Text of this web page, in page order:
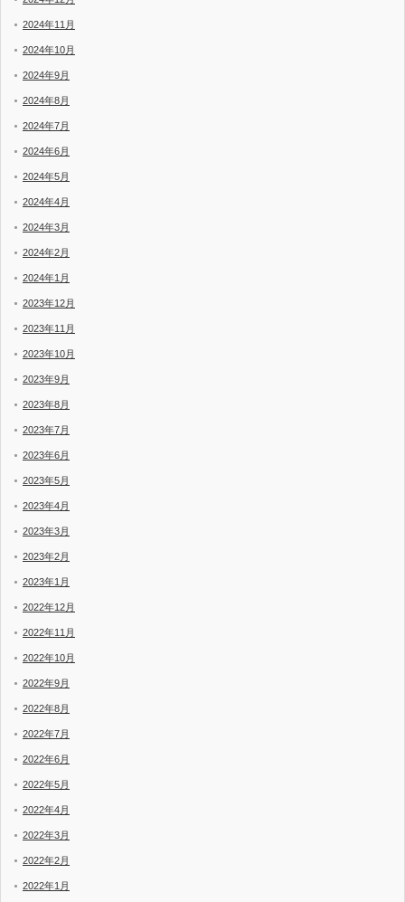
2024年11月
2024年10月
2024年9月
2024年8月
2024年7月
2024年6月
2024年5月
2024年4月
2024年3月
2024年2月
2024年1月
2023年12月
2023年11月
2023年10月
2023年9月
2023年8月
2023年7月
2023年6月
2023年5月
2023年4月
2023年3月
2023年2月
2023年1月
2022年12月
2022年11月
2022年10月
2022年9月
2022年8月
2022年7月
2022年6月
2022年5月
2022年4月
2022年3月
2022年2月
2022年1月